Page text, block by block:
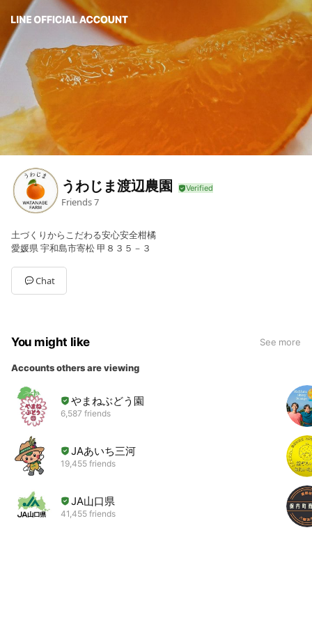
うわじま渡辺農園
Friends7
土づくりからこだわる安心安全柑橘
愛媛県 宇和島市寄松 甲８３５－３
Chat
You might like See more
Accounts others are viewing
やまねぶどう園
6,587 friends
JAあいち三河
19,455 friends
JA山口県
41,455 friends